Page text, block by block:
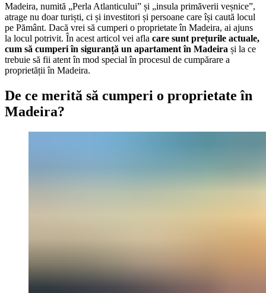
Madeira, numită „Perla Atlanticului” și „insula primăverii veșnice”,
atrage nu doar turiști, ci și investitori și persoane care își caută locul
pe Pământ. Dacă vrei să cumperi o proprietate în Madeira, ai ajuns
la locul potrivit. În acest articol vei afla care sunt prețurile actuale,
cum să cumperi în siguranță un apartament în Madeira și la ce
trebuie să fii atent în mod special în procesul de cumpărare a
proprietății în Madeira.
De ce merită să cumperi o proprietate în
Madeira?